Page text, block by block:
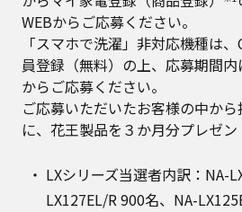
WEBからご応募ください。
「スマホで洗濯」非対応機種は
員登録（無料）の上、応募期間
からご応募ください。
ご応募いただいたお客様の中か
に、花王製品を３か月分プレゼン
LXシリーズ当選者内訳：NA-
LX127EL/R 900名、NA-